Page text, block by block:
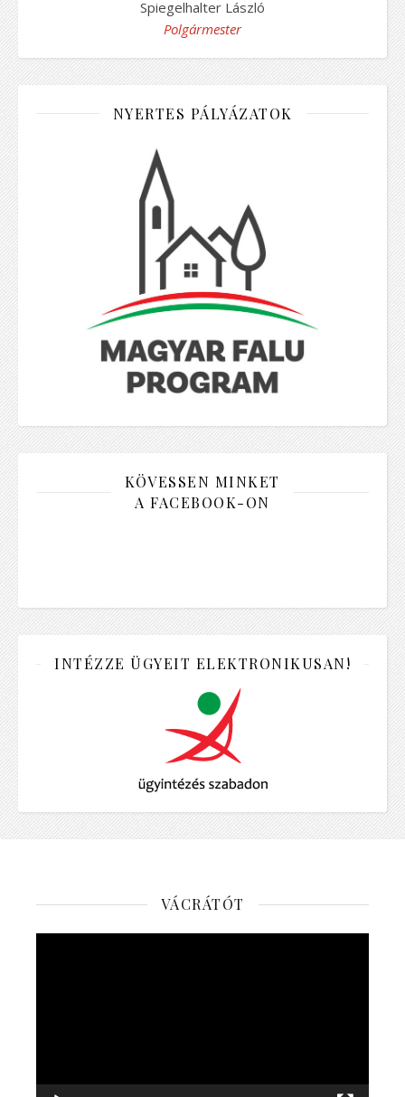
Spiegelhalter László
Polgármester
NYERTES PÁLYÁZATOK
KÖVESSEN MINKET
A FACEBOOK-ON
INTÉZZE ÜGYEIT ELEKTRONIKUSAN!
VÁCRÁTÓT